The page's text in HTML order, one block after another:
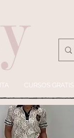
CURSOS GRATIS